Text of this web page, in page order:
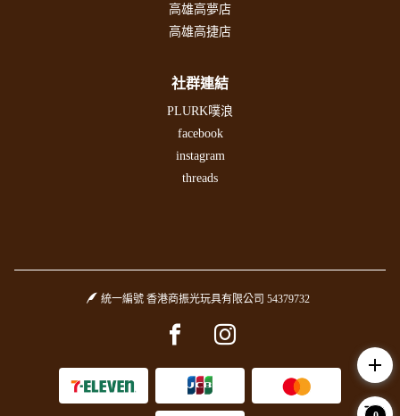
高雄高夢店
高雄高捷店
社群連結
PLURK噗浪
facebook
instagram
threads
統一編號 香港商振光玩具有限公司 54379732
Facebook pageInstagram page
add